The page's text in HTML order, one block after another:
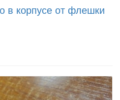
в корпусе от флешки